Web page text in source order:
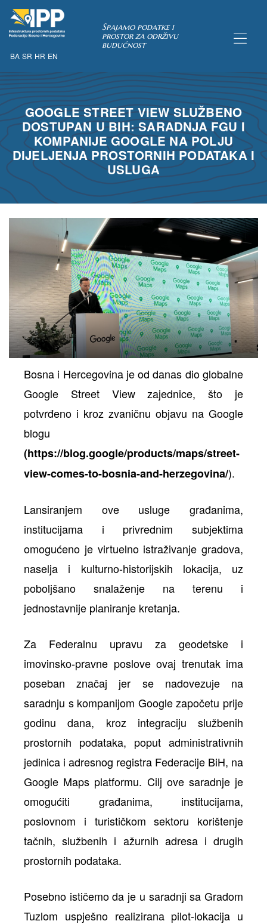
BA SR HR EN
Spajamo podatke i
prostor za održivu
budućnost
GOOGLE STREET VIEW SLUŽBENO
DOSTUPAN U BIH: SARADNJA FGU I
KOMPANIJE GOOGLE NA POLJU
DIJELJENJA PROSTORNIH PODATAKA I
USLUGA
Bosna i Hercegovina je od danas dio globalne
Google Street View zajednice, što je
potvrđeno i kroz zvaničnu objavu na Google
blogu
(https://blog.google/products/maps/street-
view-comes-to-bosnia-and-herzegovina/).
Lansiranjem ove usluge građanima,
institucijama i privrednim subjektima
omogućeno je virtuelno istraživanje gradova,
naselja i kulturno-historijskih lokacija, uz
poboljšano snalaženje na terenu i
jednostavnije planiranje kretanja.
Za Federalnu upravu za geodetske i
imovinsko-pravne poslove ovaj trenutak ima
poseban značaj jer se nadovezuje na
saradnju s kompanijom Google započetu prije
godinu dana, kroz integraciju službenih
prostornih podataka, poput administrativnih
jedinica i adresnog registra Federacije BiH, na
Google Maps platformu. Cilj ove saradnje je
omogućiti građanima, institucijama,
poslovnom i turističkom sektoru korištenje
tačnih, službenih i ažurnih adresa i drugih
prostornih podataka.
Posebno ističemo da je u saradnji sa Gradom
Tuzlom uspješno realizirana pilot-lokacija u